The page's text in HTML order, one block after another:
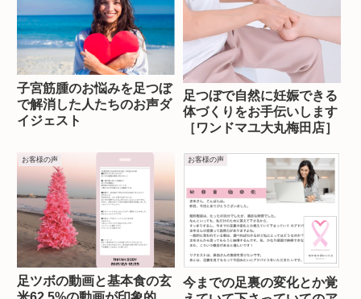
子宮筋腫のお悩みを足つぼ
で解消した人たちのお声ダ
イジェスト
足つぼで自然に妊娠できる
体づくりをお手伝いします
［ワンドマユ大丸梅田店］
お客様の声
足ツボの動画と基本食の玄
お客様の声
今までの足裏の変化とか覚